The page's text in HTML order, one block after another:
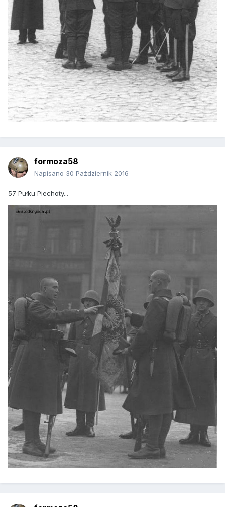
formoza58
Napisano 30 Październik 2016
57 Pułku Piechoty...